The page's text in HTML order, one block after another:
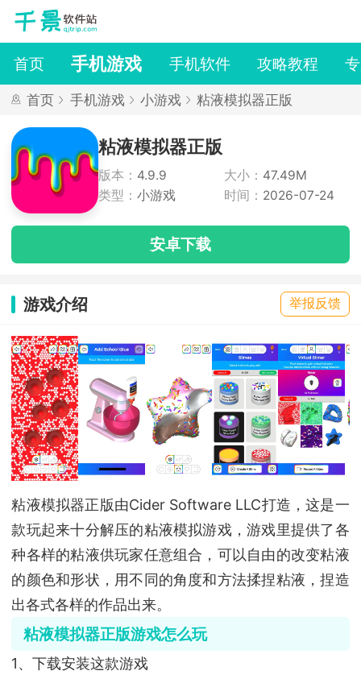
首页 手机游戏 手机软件 攻略教程
首页 手机游戏 小游戏 粘液模拟器正版
粘液模拟器正版
版本： 4.9.9 大小： 47.49M
类型： 小游戏 时间： 2026-07-24
安卓下载
游戏介绍 举报反馈
粘液模拟器正版由Cider Software LLC打造，这是一
款玩起来十分解压的粘液模拟游戏，游戏里提供了各
种各样的粘液供玩家任意组合，可以自由的改变粘液
的颜色和形状，用不同的角度和方法揉捏粘液，捏造
出各式各样的作品出来。
粘液模拟器正版游戏怎么玩
1、下载安装这款游戏